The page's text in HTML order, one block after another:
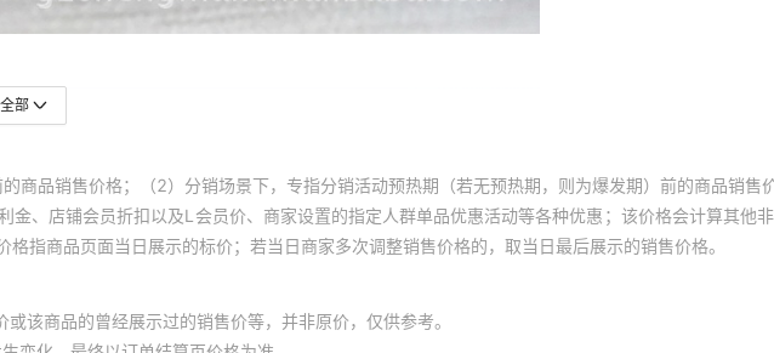
部
商品销售价格；（2）分销场景下，专指分销活动预热期（若无预热期，则为爆发期）前的商品销售
、店铺会员折扣以及L会员价、商家设置的指定人群单品优惠活动等各种优惠；该价格会计算其他
指商品页面当日展示的标价；若当日商家多次调整销售价格的，取当日最后展示的销售价格。
该商品的曾经展示过的销售价等，并非原价，仅供参考。